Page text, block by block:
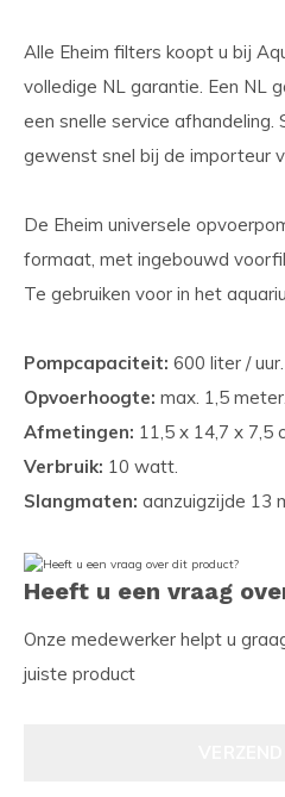
Alle Eheim filters koopt u bij
volledige NL garantie. Een NL
een snelle service afhandeling.
gewenst snel bij de importeur
De Eheim universele
formaat, met ingebouwd
Te gebruiken voor in het
Pompcapaciteit: 600 liter / uur.
Opvoerhoogte: max. 1,5 meter.
Afmetingen: 11,5 x 14,7 x 7,5
Verbruik: 10 watt.
Slangmaten: aanzuigzijde 13
Heeft u een vraag
Onze medewerker helpt u
juiste product